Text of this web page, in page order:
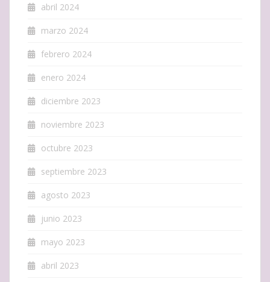
abril 2024
marzo 2024
febrero 2024
enero 2024
diciembre 2023
noviembre 2023
octubre 2023
septiembre 2023
agosto 2023
junio 2023
mayo 2023
abril 2023